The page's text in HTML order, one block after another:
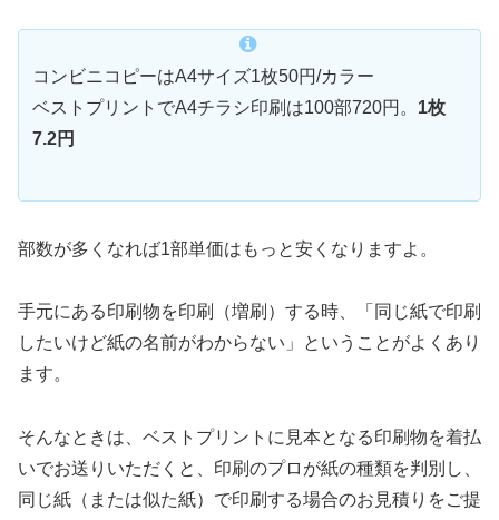
コンビニコピーはA4サイズ1枚50円/カラー
ベストプリントでA4チラシ印刷は100部720円。 1枚
7.2円
部数が多くなれば1部単価はもっと安くなりますよ。
手元にある印刷物を印刷（増刷）する時、「同じ紙で印刷
したいけど紙の名前がわからない」ということがよくあり
ます。
そんなときは、ベストプリントに見本となる印刷物を着払
いでお送りいただくと、印刷のプロが紙の種類を判別し、
同じ紙（または似た紙）で印刷する場合のお見積りをご提